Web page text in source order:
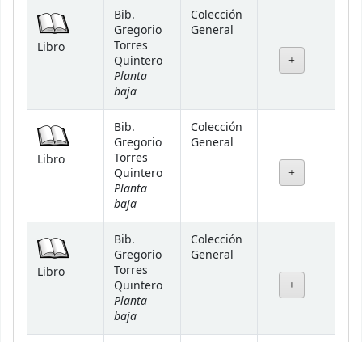
Libro
Bib.
Gregorio
Torres
Quintero
Planta
baja
Colección
General
Libro
Bib.
Gregorio
Torres
Quintero
Planta
baja
Colección
General
Libro
Bib.
Gregorio
Torres
Quintero
Planta
baja
Colección
General